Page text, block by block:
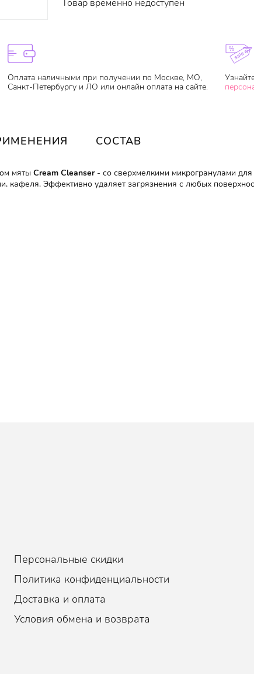
Товар временно недоступен
Оплата наличными при получении по Москве, МО,
Санкт-Петербургу и ЛО или онлайн оплата на сайте.
СОСТАВ
мяты Cream Cleanser- со сверхмелкими микрогранулами
кафеля. Эффективно удаляет загрязнения с любых
Персональные скидки
Политика конфиденциальности
Доставка и оплата
Условия обмена и возврата